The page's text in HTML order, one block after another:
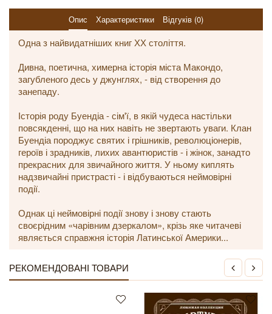
Опис Характеристики Відгуків (0)
Одна з найвидатніших книг ХХ століття.
Дивна, поетична, химерна історія міста Макондо,
загубленого десь у джунглях, - від створення до
занепаду.
Історія роду Буендіа - сім'ї, в якій чудеса настільки
повсякденні, що на них навіть не звертають уваги. Клан
Буендіа породжує святих і грішників, революціонерів,
героїв і зрадників, лихих авантюристів - і жінок, занадто
прекрасних для звичайного життя. У ньому киплять
надзвичайні пристрасті - і відбуваються неймовірні
події.
Однак ці неймовірні події знову і знову стають
своєрідним «чарівним дзеркалом», крізь яке читачеві
являється справжня історія Латинської Америки...
РЕКОМЕНДОВАНІ ТОВАРИ